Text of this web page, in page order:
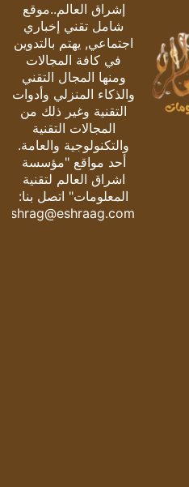
إشراق العالم..موقع
شامل تقني إخباري
اجتماعي, يهتم بالتدوين
في كافة المجالات
ومنها المجال التقني
والذكاء المنزلي وأدوات
التقنية وغير ذلك من
المجالات التقنية
والتكنولوجية والعامة.
أحد مواقع "مؤسسة
اشراق العالم لتقنية
المعلومات" اتصل بنا:
eshrag@eshraag.com